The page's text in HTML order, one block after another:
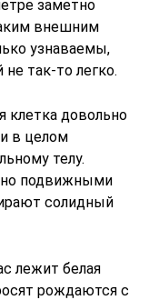
заметно
внешним
узнаваемы,
не так-то легко.
клетка довольно
в целом
телу.
подвижными
солидный
лежит белая
рождаются с